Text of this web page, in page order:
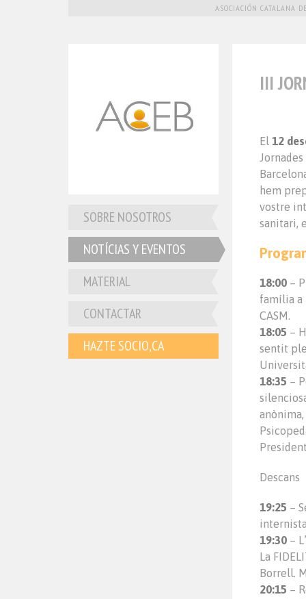
ASOCIACIÓN CATALANA
SOBRE NOSOTROS
NOTÍCIAS Y EVENTOS
MATERIAL
CONTACTAR
HAZTE SOCIO,CA
III
El 12
Jornades
hem
vostre
sanitari,
18:00 –
família a
CASM.
18:05 –
sentit
18:35 –
Descans
19:25 –
19:30 –
La
Borrell.
20:15 –